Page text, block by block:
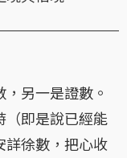
另一是證數。
（即是說已經能
詳徐數，把心收